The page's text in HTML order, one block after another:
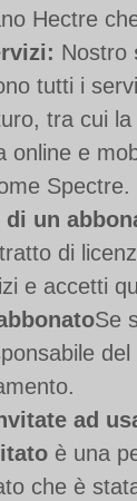
Hectre
Nostro
tutti i
tra cui
online e
Spectre.
di un
di
e accetti
Se
del
ad
è una
che è